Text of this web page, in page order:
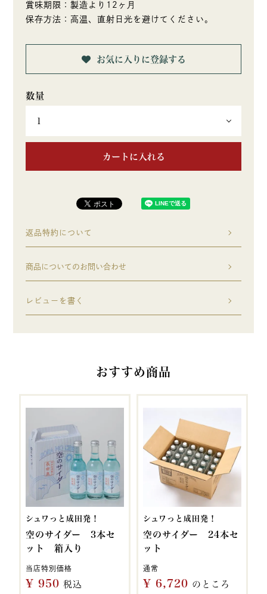
賞味期限：製造より12ヶ月
保存方法：高温、直射日光を避けてください。
お気に入りに登録する
カートに入れる
返品特約について
商品についてのお問い合わせ
レビューを書く
おすすめ商品
シュワっと成田発！
空のサイダー 3本セ
ット 箱入り
当店特別価格
¥ 950 税込
シュワっと成田発！
空のサイダー 24本セ
ット
通常
¥ 6,720 のところ